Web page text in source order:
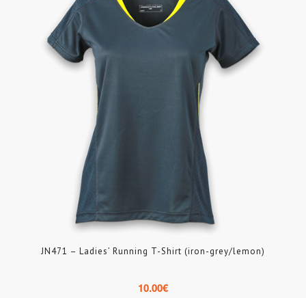
JN471 – Ladies’ Running T-Shirt (iron-grey/lemon)
10.00€